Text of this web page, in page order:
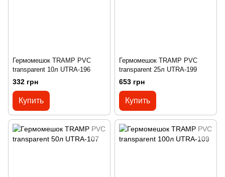
Гермомешок TRAMP PVC
transparent 10л UTRA-196
332 грн
Купить
Гермомешок TRAMP PVC
transparent 25л UTRA-199
653 грн
Купить